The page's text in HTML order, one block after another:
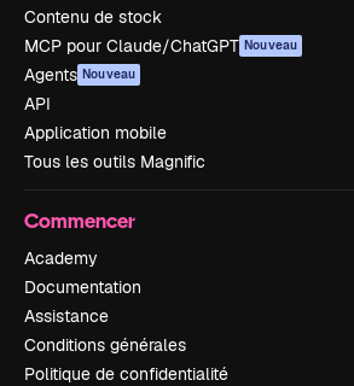
Contenu de stock
MCP pour Claude/ChatGPT Nouveau
Agents Nouveau
API
Application mobile
Tous les outils Magnific
Commencer
Academy
Documentation
Assistance
Conditions générales
Politique de confidentialité